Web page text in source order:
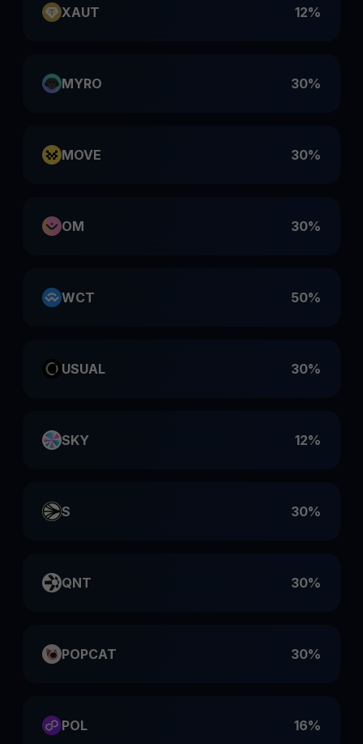
XAUT 12%
MYRO 30%
MOVE 30%
OM 30%
WCT 50%
USUAL 30%
SKY 12%
S 30%
QNT 30%
POPCAT 30%
POL 16%